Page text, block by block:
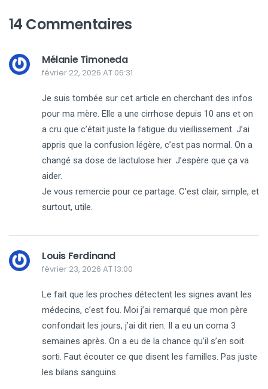
14 Commentaires
Mélanie Timoneda
février 22, 2026 AT 06:31
Je suis tombée sur cet article en cherchant des infos
pour ma mère. Elle a une cirrhose depuis 10 ans et on
a cru que c’était juste la fatigue du vieillissement. J’ai
appris que la confusion légère, c’est pas normal. On a
changé sa dose de lactulose hier. J’espère que ça va
aider.
Je vous remercie pour ce partage. C’est clair, simple, et
surtout, utile.
Louis Ferdinand
février 23, 2026 AT 13:00
Le fait que les proches détectent les signes avant les
médecins, c’est fou. Moi j’ai remarqué que mon père
confondait les jours, j’ai dit rien. Il a eu un coma 3
semaines après. On a eu de la chance qu’il s’en soit
sorti. Faut écouter ce que disent les familles. Pas juste
les bilans sanguins.